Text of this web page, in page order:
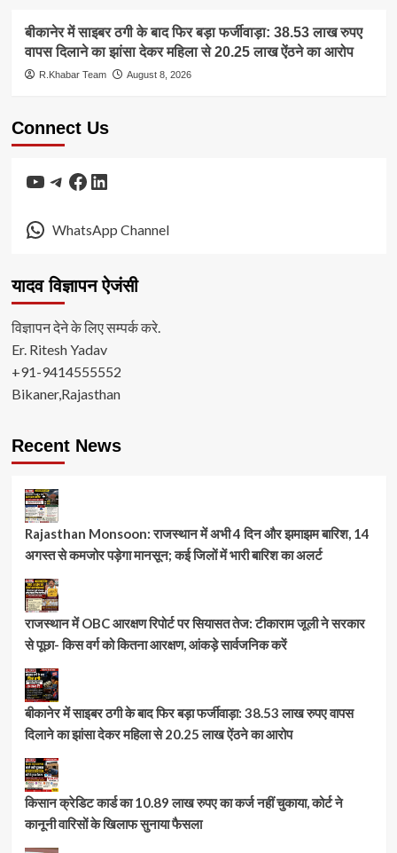
बीकानेर में साइबर ठगी के बाद फिर बड़ा फर्जीवाड़ा: 38.53 लाख रुपए
वापस दिलाने का झांसा देकर महिला से 20.25 लाख ऐंठने का आरोप
R.Khabar Team August 8, 2026
Connect Us
YouTube
Telegram
Facebook
LinkedIn
WhatsApp Channel
यादव विज्ञापन ऐजंसी
विज्ञापन देने के लिए सम्पर्क करे.
Er. Ritesh Yadav
+91-9414555552
Bikaner,Rajasthan
Recent News
Rajasthan Monsoon: राजस्थान में अभी 4 दिन और झमाझम बारिश, 14
अगस्त से कमजोर पड़ेगा मानसून; कई जिलों में भारी बारिश का अलर्ट
राजस्थान में OBC आरक्षण रिपोर्ट पर सियासत तेज: टीकाराम जूली ने सरकार
से पूछा- किस वर्ग को कितना आरक्षण, आंकड़े सार्वजनिक करें
बीकानेर में साइबर ठगी के बाद फिर बड़ा फर्जीवाड़ा: 38.53 लाख रुपए वापस
दिलाने का झांसा देकर महिला से 20.25 लाख ऐंठने का आरोप
किसान क्रेडिट कार्ड का 10.89 लाख रुपए का कर्ज नहीं चुकाया, कोर्ट ने
कानूनी वारिसों के खिलाफ सुनाया फैसला